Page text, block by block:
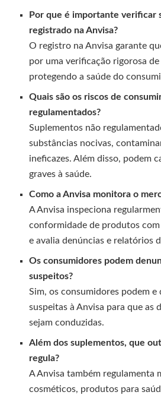
Por que é importante verificar
registrado na Anvisa?
O registro na Anvisa garante
por uma verificação rigorosa de
protegendo a saúde do
Quais são os riscos de
regulamentados?
Suplementos não
substâncias nocivas,
ineficazes. Além disso, podem
graves à saúde.
Como a Anvisa monitora o
A Anvisa inspeciona
conformidade de produtos
e avalia denúncias e relatórios
Os consumidores podem
suspeitos?
Sim, os consumidores podem e
suspeitas à Anvisa para que as
sejam conduzidas.
Além dos suplementos, que
regula?
A Anvisa também regulamenta
cosméticos, produtos para